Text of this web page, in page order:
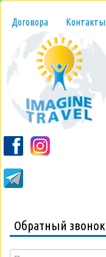
Договора Контакты
Обратный звонок